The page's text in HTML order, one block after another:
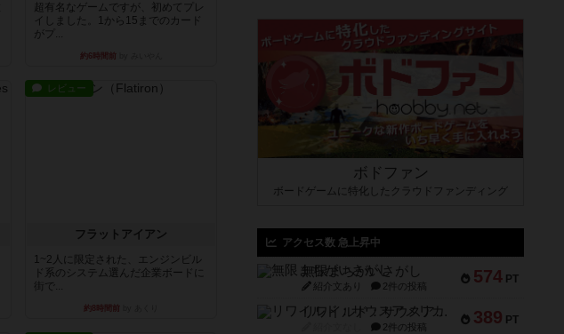
超有名なゲームですが、初めてプレ
イしました。1から15までのカード
がプ...
約6時間前
レビュー
フラットアイアン
1~2人に限定された、エンジンビル
ド系のシステム選んだ企業ボードに
街で...
約8時間前
ボドファン
ボードゲームに特化したクラウドファンディング
アクセス数 急上昇中
574 PT
無限まちがいさがし
紹介文あり 2件の投稿
389 PT
リワイルド：サウスアメリカ
2件の投稿